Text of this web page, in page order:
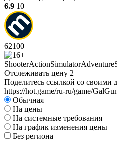
6.9 10
62100
ShooterActionSimulatorAdventure
Отслеживать цену 2
Поделитесь ссылкой со своими
https://hot.game/ru-ru/game/
Обычная
На цены
На системные требования
На график изменения цены
Без региона